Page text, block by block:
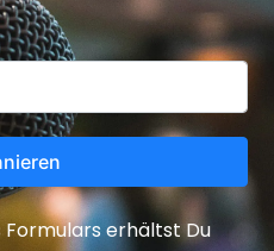
erhältst Du